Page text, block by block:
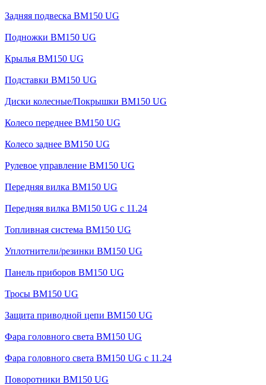
Задняя подвеска BM150 UG
Подножки BM150 UG
Крылья BM150 UG
Подставки BM150 UG
Диски колесные/Покрышки BM150 UG
Колесо переднее BM150 UG
Колесо заднее BM150 UG
Рулевое управление BM150 UG
Передняя вилка BM150 UG
Передняя вилка BM150 UG с 11.24
Топливная система BM150 UG
Уплотнители/резинки BM150 UG
Панель приборов BM150 UG
Тросы BM150 UG
Защита приводной цепи BM150 UG
Фара головного света BM150 UG
Фара головного света BM150 UG c 11.24
Поворотники BM150 UG